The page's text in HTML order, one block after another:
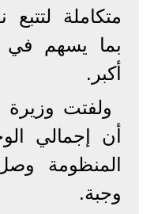
متكاملة لتتبع
بما يسهم في
أكبر.
ولفتت وزيرة
أن إجمالي
وجبة.